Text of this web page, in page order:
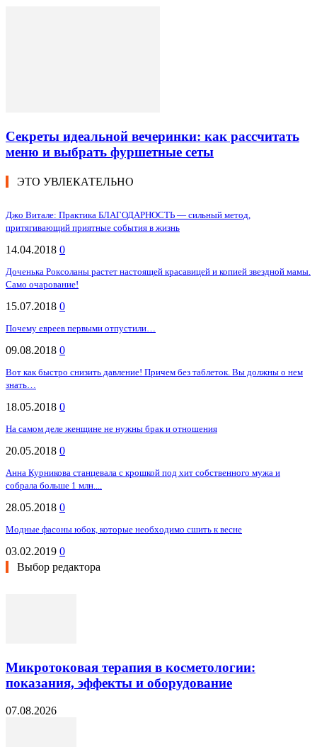
Секреты идеальной вечеринки: как рассчитать
меню и выбрать фуршетные сеты
ЭТО УВЛЕКАТЕЛЬНО
Джо Витале: Практика БЛАГОДАРНОСТЬ — сильный метод,
притягивающий приятные события в жизнь
14.04.2018 0
Доченька Роксоланы растет настоящей красавицей и копией звездной мамы.
Само очарование!
15.07.2018 0
Почему евреев первыми отпустили…
09.08.2018 0
Вот как быстро снизить давление! Причем без таблеток. Вы должны о нем
знать…
18.05.2018 0
На самом деле женщине не нужны брак и отношения
20.05.2018 0
Анна Курникова станцевала с крошкой под хит собственного мужа и
собрала больше 1 млн....
28.05.2018 0
Модные фасоны юбок, которые необходимо сшить к весне
03.02.2019 0
Выбор редактора
Микротоковая терапия в косметологии:
показания, эффекты и оборудование
07.08.2026